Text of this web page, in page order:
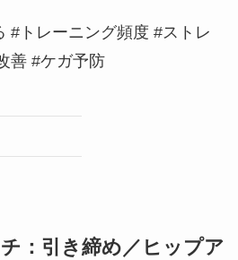
#トレーニング頻度 #ストレ
善 #ケガ予防
：引き締め／ヒップア